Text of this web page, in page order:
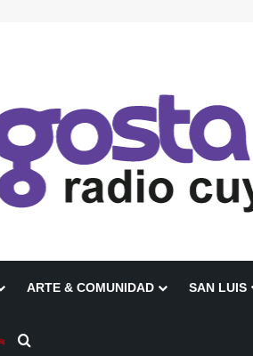
ARTE & COMUNIDAD SAN LUIS
Escuchanos en Vivo